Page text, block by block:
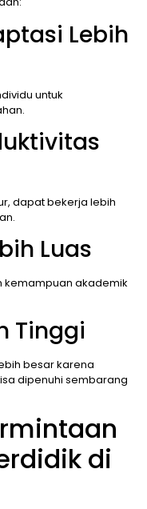
Lebih
untuk
dapat bekerja lebih
Luas
kemampuan akademik
Tinggi
besar karena
dipenuhi sembarang
di